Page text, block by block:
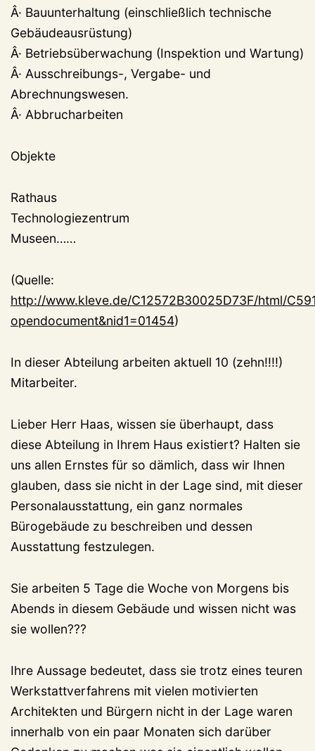
Â· Bauunterhaltung (einschließlich technische
Gebäudeausrüstung)
Â· Betriebsüberwachung (Inspektion und Wartung)
Â· Ausschreibungs-, Vergabe- und
Abrechnungswesen.
Â· Abbrucharbeiten
Objekte
Rathaus
Technologiezentrum
Museen……
(Quelle:
http://www.kleve.de/C12572B30025D73F/html/
opendocument&nid1=01454)
In dieser Abteilung arbeiten aktuell 10 (zehn!!!!)
Mitarbeiter.
Lieber Herr Haas, wissen sie überhaupt, dass
diese Abteilung in Ihrem Haus existiert? Halten sie
uns allen Ernstes für so dämlich, dass wir Ihnen
glauben, dass sie nicht in der Lage sind, mit dieser
Personalausstattung, ein ganz normales
Bürogebäude zu beschreiben und dessen
Ausstattung festzulegen.
Sie arbeiten 5 Tage die Woche von Morgens bis
Abends in diesem Gebäude und wissen nicht was
sie wollen???
Ihre Aussage bedeutet, dass sie trotz eines teuren
Werkstattverfahrens mit vielen motivierten
Architekten und Bürgern nicht in der Lage waren
innerhalb von ein paar Monaten sich darüber